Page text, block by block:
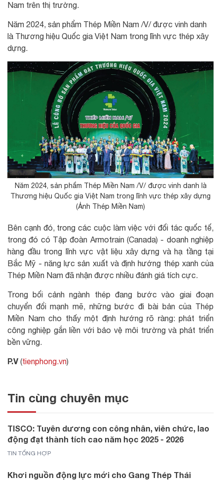
Nam trên thị trường.
Năm 2024, sản phẩm Thép Miền Nam /V/ được vinh danh
là Thương hiệu Quốc gia Việt Nam trong lĩnh vực thép xây
dựng.
Năm 2024, sản phẩm Thép Miền Nam /V/ được vinh danh là
Thương hiệu Quốc gia Việt Nam trong lĩnh vực thép xây dựng
(Ảnh Thép Miền Nam)
Bên cạnh đó, trong các cuộc làm việc với đối tác quốc tế,
trong đó có Tập đoàn Armotrain (Canada) - doanh nghiệp
hàng đầu trong lĩnh vực vật liệu xây dựng và hạ tầng tại
Bắc Mỹ - năng lực sản xuất và định hướng thép xanh của
Thép Miền Nam đã nhận được nhiều đánh giá tích cực.
Trong bối cảnh ngành thép đang bước vào giai đoạn
chuyển đổi mạnh mẽ, những bước đi bài bản của Thép
Miền Nam cho thấy một định hướng rõ ràng: phát triển
công nghiệp gắn liền với bảo vệ môi trường và phát triển
bền vững.
P.V (tienphong.vn)
Tin cùng chuyên mục
TISCO: Tuyên dương con công nhân, viên chức, lao
động đạt thành tích cao năm học 2025 - 2026
TIN TỔNG HỢP
Khơi nguồn động lực mới cho Gang Thép Thái